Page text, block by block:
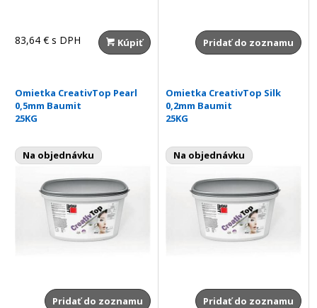
83,64 €s DPH Kúpiť Pridať do zoznamu
Omietka CreativTop Pearl
0,5mm Baumit
25KG
Na objednávku
Pridať do zoznamu
Omietka CreativTop Silk
0,2mm Baumit
25KG
Na objednávku
Pridať do zoznamu